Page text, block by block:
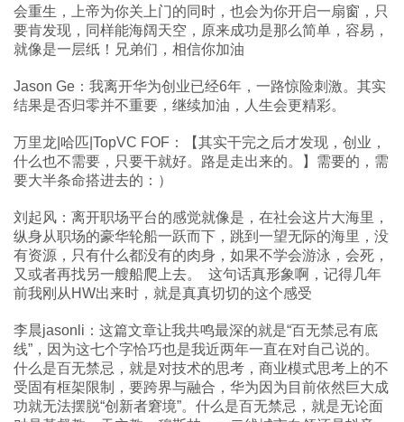
会重生，上帝为你关上门的同时，也会为你开启一扇窗，只
要肯发现，同样能海阔天空，原来成功是那么简单，容易，
就像是一层纸！兄弟们，相信你加油
Jason Ge：我离开华为创业已经6年，一路惊险刺激。其实
结果是否归零并不重要，继续加油，人生会更精彩。
万里龙|哈匹|TopVC FOF：【其实干完之后才发现，创业，
什么也不需要，只要干就好。路是走出来的。】需要的，需
要大半条命搭进去的：）
刘起风：离开职场平台的感觉就像是，在社会这片大海里，
纵身从职场的豪华轮船一跃而下，跳到一望无际的海里，没
有资源，只有什么都没有的肉身，如果不学会游泳，会死，
又或者再找另一艘船爬上去。 这句话真形象啊，记得几年
前我刚从HW出来时，就是真真切切的这个感受
李晨jasonli：这篇文章让我共鸣最深的就是“百无禁忌有底
线”，因为这七个字恰巧也是我近两年一直在对自己说的。
什么是百无禁忌，就是对技术的思考，商业模式思考上的不
受固有框架限制，要跨界与融合，华为因为目前依然巨大成
功就无法摆脱“创新者窘境”。什么是百无禁忌，就是无论面